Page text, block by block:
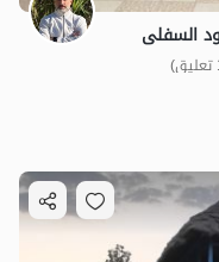
السفلى